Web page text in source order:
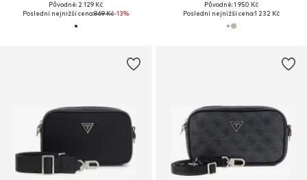
Původně: 2 129 Kč
Poslední nejnižší cena:869 Kč-13%
Původně: 1 950 Kč
Poslední nejnižší cena:1 232 Kč